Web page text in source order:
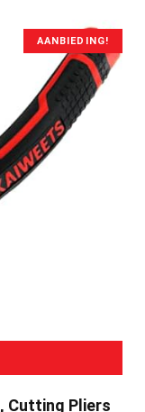
AANBIEDING!
Cutting Pliers